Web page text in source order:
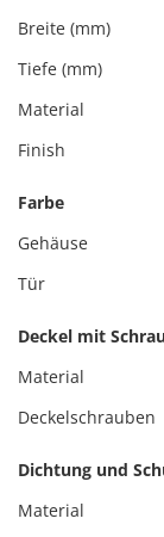
Breite (mm)
Tiefe (mm)
Material
Finish
Farbe
Gehäuse
Tür
Deckel mit
Material
Deckelschrauben
Dichtung und
Material